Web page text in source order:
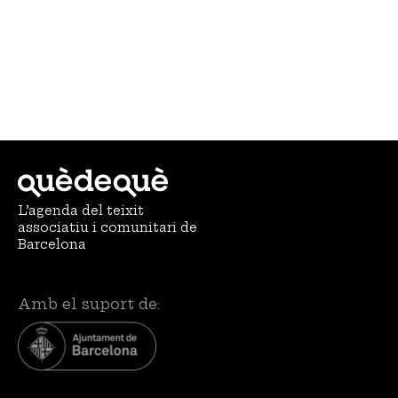
L’agenda del teixit
associatiu i comunitari de
Barcelona
Amb el suport de: